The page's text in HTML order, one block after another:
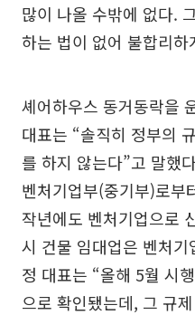
많이 나올 수밖에 없다.
하는 법이 없어 불합리
셰어하우스 동거동락을
대표는 “솔직히 정부의
를 하지 않는다”고 말했
벤처기업부(중기부)로부
작년에도 벤처기업으로
시 건물 임대업은 벤처
정 대표는 “올해 5월 시
으로 확인됐는데, 그 규